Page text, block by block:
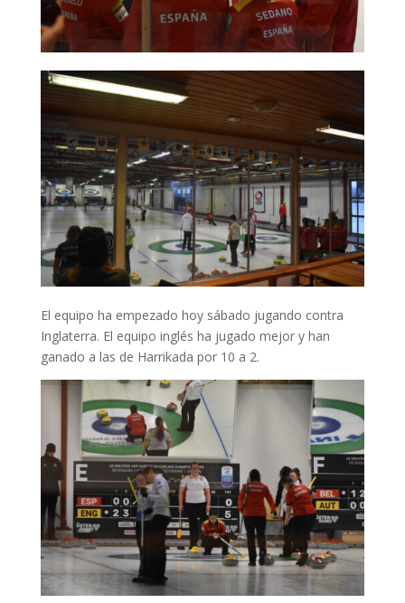
El equipo ha empezado hoy sábado jugando contra
Inglaterra. El equipo inglés ha jugado mejor y han
ganado a las de Harrikada por 10 a 2.